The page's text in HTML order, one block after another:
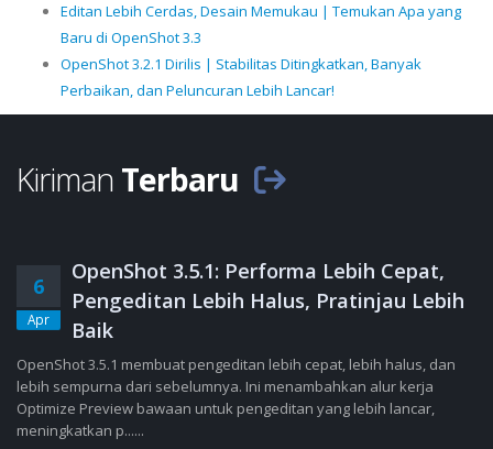
Editan Lebih Cerdas, Desain Memukau | Temukan Apa yang
Baru di OpenShot 3.3
OpenShot 3.2.1 Dirilis | Stabilitas Ditingkatkan, Banyak
Perbaikan, dan Peluncuran Lebih Lancar!
Kiriman Terbaru
6
Apr
OpenShot 3.5.1: Performa Lebih Cepat,
Pengeditan Lebih Halus, Pratinjau Lebih
Baik
OpenShot 3.5.1 membuat pengeditan lebih cepat, lebih halus, dan
lebih sempurna dari sebelumnya. Ini menambahkan alur kerja
Optimize Preview bawaan untuk pengeditan yang lebih lancar,
meningkatkan p......